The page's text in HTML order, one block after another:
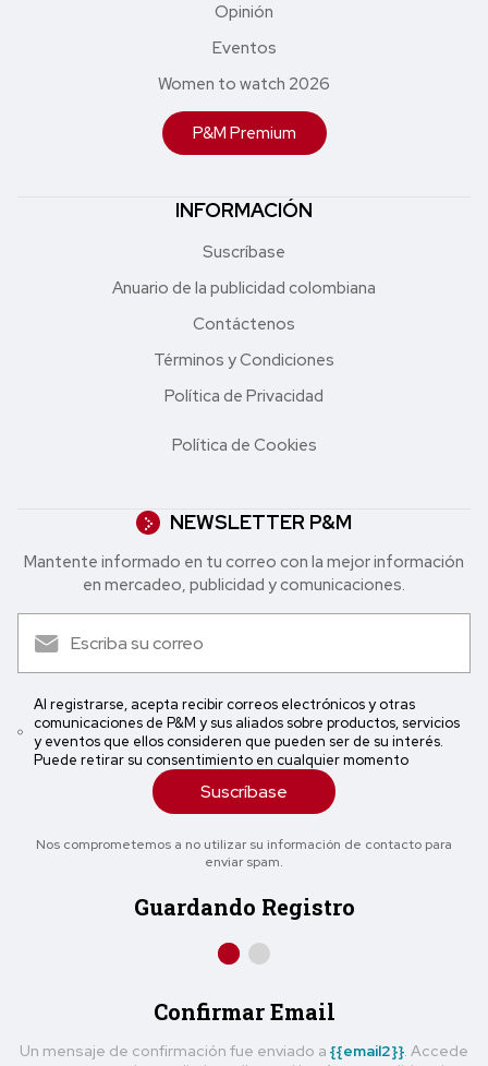
Opinión
Eventos
Women to watch 2026
P&M Premium
INFORMACIÓN
Suscríbase
Anuario de la publicidad colombiana
Contáctenos
Términos y Condiciones
Política de Privacidad
Política de Cookies
NEWSLETTER P&M
Mantente informado en tu correo con la mejor in formación
en mercadeo, publicidad y comunicaciones.
Al registrarse, acepta recibir correos electrónicos y otras
comunicaciones de P&M y sus aliados sobre productos, servicios
y eventos que ellos consideren que pueden ser de su interés.
Puede retirar su consentimiento en cualquier momento
Suscríbase
Nos comprometemos a no utilizar su información de contacto para
enviar spam.
Guardando Registro
Confirmar Email
Un mensaje de confirmación fue enviado a {{email2}}. Accede